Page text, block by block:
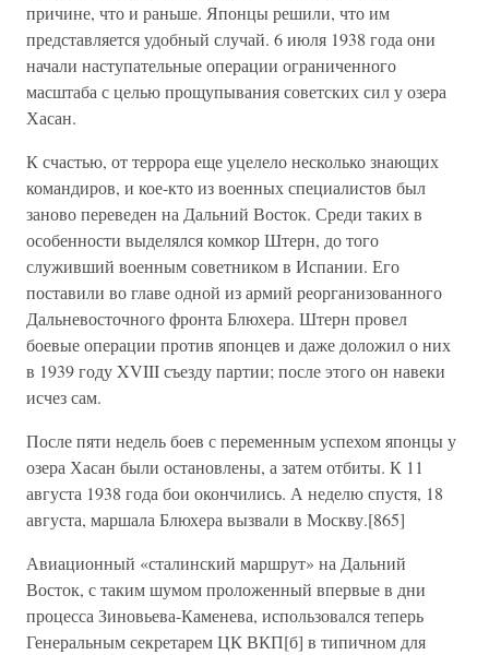
причине, что и раньше. Японцы решили, что им
представляется удобный случай. 6 июля 1938 года они
начали наступательные операции ограниченного
масштаба с целью прощупывания советских сил у озера
Хасан.
К счастью, от террора еще уцелело несколько знающих
командиров, и кое-кто из военных специалистов был
заново переведен на Дальний Восток. Среди таких в
особенности выделялся комкор Штерн, до того
служивший военным советником в Испании. Его
поставили во главе одной из армий реорганизованного
Дальневосточного фронта Блюхера. Штерн провел
боевые операции против японцев и даже доложил о них
в 1939 году XVIII съезду партии; после этого он навеки
исчез сам.
После пяти недель боев с переменным успехом японцы у
озера Хасан были остановлены, а затем отбиты. К 11
августа 1938 года бои окончились. А неделю спустя, 18
августа, маршала Блюхера вызвали в Москву.[865]
Авиационный «сталинский маршрут» на Дальний
Восток, с таким шумом проложенный впервые в дни
процесса Зиновьева-Каменева, использовался теперь
Генеральным секретарем ЦК ВКП[б] в типичном для